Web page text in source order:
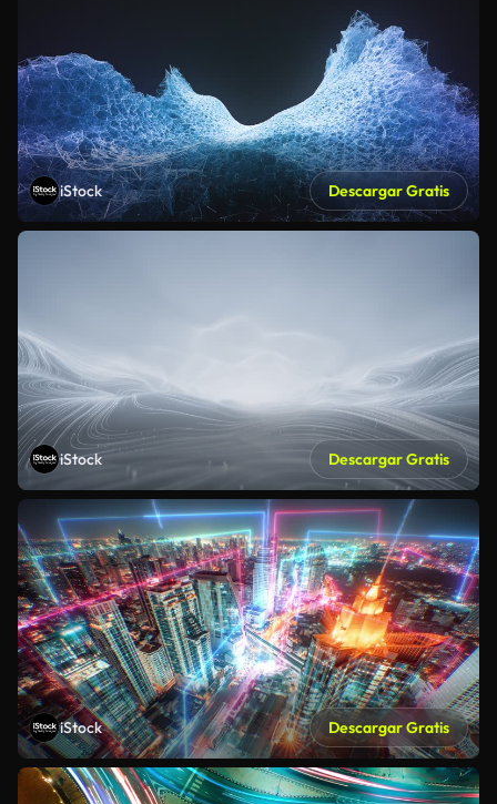
iStock Descargar Gratis
iStock Descargar Gratis
iStock Descargar Gratis